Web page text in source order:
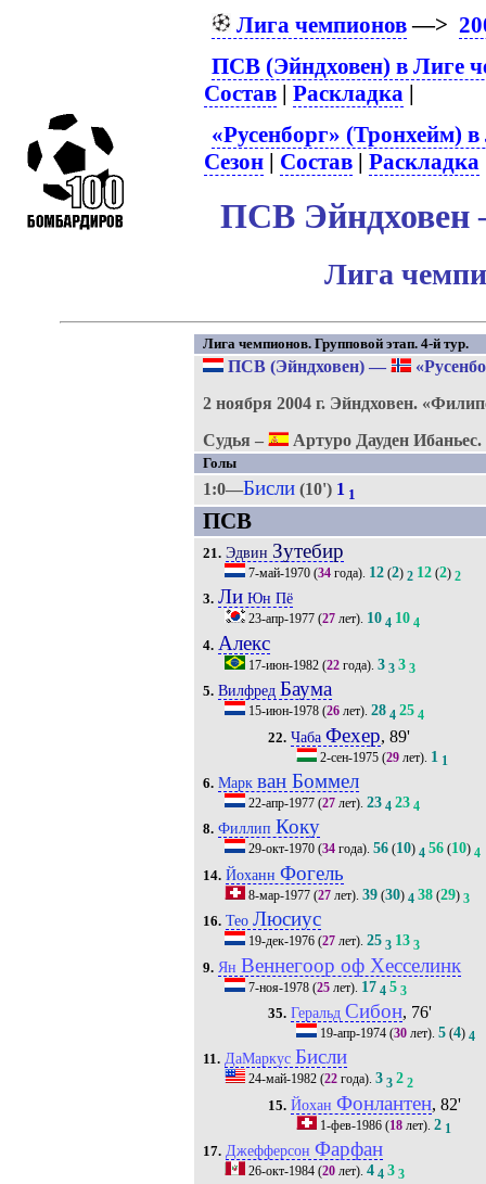
Лига чемпионов—>
ПСВ (Эйндховен) в Лиге
Состав |Раскладка |
«Русенборг» (Тронхейм)
Сезон | Состав |Раскладка
ПСВ Эйндховен
Лига
Лига чемпионов. Групповой этап. 4-й тур.
ПСВ (Эйндховен)—
2 ноября 2004 г. Эйндховен.
Судья –
Артуро Дауден Ибаньес.
Голы
1:0—Бисли(10') 1 1
ПСВ
21. Эдвин Зутебир
7-май-1970(34года). 12(2) 2 12(2) 2
3. ЛиЮн Пё
23-апр-1977(27лет). 10 4 10 4
4. Алекс
17-июн-1982(22года). 3 3 3 3
5. Вилфред Баума
15-июн-1978(26лет). 28 4 25 4
22. Чаба Фехер, 89'
2-сен-1975 (29 лет). 1 1
6. Марк ван Боммел
22-апр-1977(27лет). 23 4 23 4
8. Филлип Коку
29-окт-1970(34года). 56(10) 4 56(10) 4
14. Йоханн Фогель
8-мар-1977(27лет). 39(30) 4 38(29) 3
16. Тео Люсиус
19-дек-1976(27лет). 25 3 13 3
9. Ян Веннегоор оф Хесселинк
7-ноя-1978(25лет). 17 4 5 3
35. Геральд Сибон, 76'
19-апр-1974 (30 лет).5 (4) 4
11. ДаМаркус Бисли
24-май-1982(22года). 3 3 2 2
15. Йохан Фонлантен, 82'
1-фев-1986 (18 лет).2 1
17. Джефферсон Фарфан
26-окт-1984(20лет). 4 4 3 3